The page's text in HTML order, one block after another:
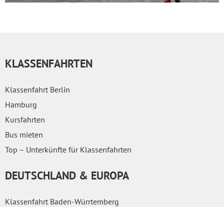
KLASSENFAHRTEN
Klassenfahrt Berlin
Hamburg
Kursfahrten
Bus mieten
Top – Unterkünfte für Klassenfahrten
DEUTSCHLAND & EUROPA
Klassenfahrt Baden-Würrtemberg